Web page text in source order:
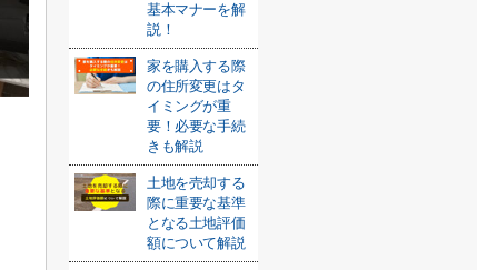
基本マナーを解
説！
家を購入する際
の住所変更はタ
イミングが重
要！必要な手続
きも解説
土地を売却する
際に重要な基準
となる土地評価
額について解説